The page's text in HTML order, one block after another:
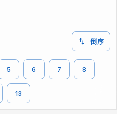
倒序
5 6 7 8
13